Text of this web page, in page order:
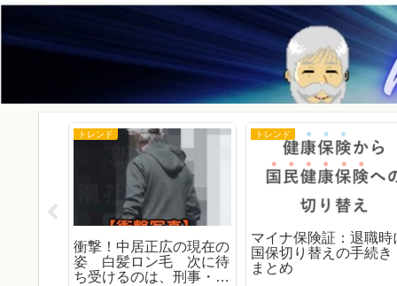
トレンド
衝撃！中居正広の現在の
姿 白髪ロン毛 次に待
ち受けるのは、刑事・民
トレンド
マイナ保険証：退職時
国保切り替えの手続
まとめ